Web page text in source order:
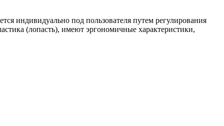
индивидуально под пользователя путем регулирования
(лопасть), имеют эргономичные характеристики,